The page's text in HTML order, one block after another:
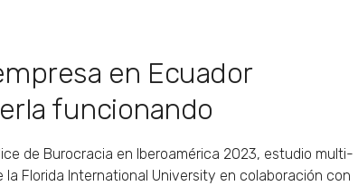
en Ecuador
funcionando
Florida International University en colaboración con